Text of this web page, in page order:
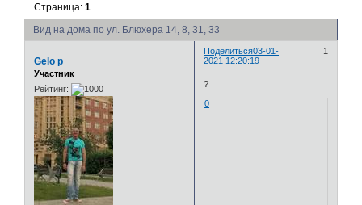
Вид на дома по ул. Блюхера 14, 8, 31, 33
Страница:1
Поделиться 1
03-01-
2021 12:20:19
Gelo p
Участник
Рейтинг:
?
0